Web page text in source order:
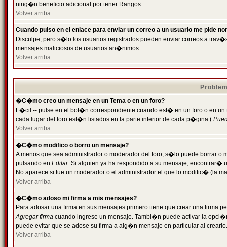
ning�n beneficio adicional por tener Rangos.
Volver arriba
Cuando pulso en el enlace para enviar un correo a un usuario me pide
Disculpe, pero s�lo los usuarios registrados pueden enviar correos a
mensajes maliciosos de usuarios an�nimos.
Volver arriba
�C�mo creo un mensaje en un Tema o en un foro?
F�cil -- pulse en el bot�n correspondiente cuando est� en un foro o en
cada lugar del foro est�n listados en la parte inferior de cada p�gina (
Volver arriba
�C�mo modifico o borro un mensaje?
A menos que sea administrador o moderador del foro, s�lo puede borrar o
pulsando en Editar. Si alguien ya ha respondido a su mensaje, encontrar�
No aparece si fue un moderador o el administrador el que lo modific� (la
Volver arriba
�C�mo adoso mi firma a mis mensajes?
Para adosar una firma en sus mensajes primero tiene que crear una firma
Agregar firma cuando ingrese un mensaje. Tambi�n puede activar la
puede evitar que se adose su firma a alg�n mensaje en particular al crearlo.
Volver arriba